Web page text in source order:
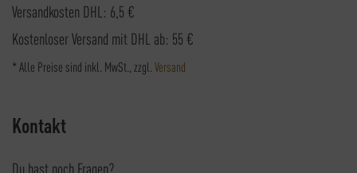
Versandkosten DHL: 6,5 €
Kostenloser Versand mit DHL ab: 55 €
* Alle Preise sind inkl. MwSt., zzgl. Versand
Kontakt
Du hast noch Fragen?